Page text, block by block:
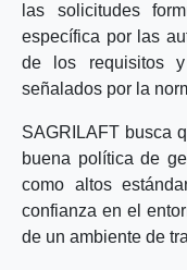
las solicitudes
específica por las
de los requisitos
señalados por la
SAGRILAFT busca
buena política de
como altos
confianza en el
de un ambiente de